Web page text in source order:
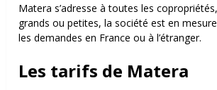
Matera s’adresse à toutes les
grands ou petites, la société est en
les demandes en France ou à l’étranger.
Les tarifs de Matera